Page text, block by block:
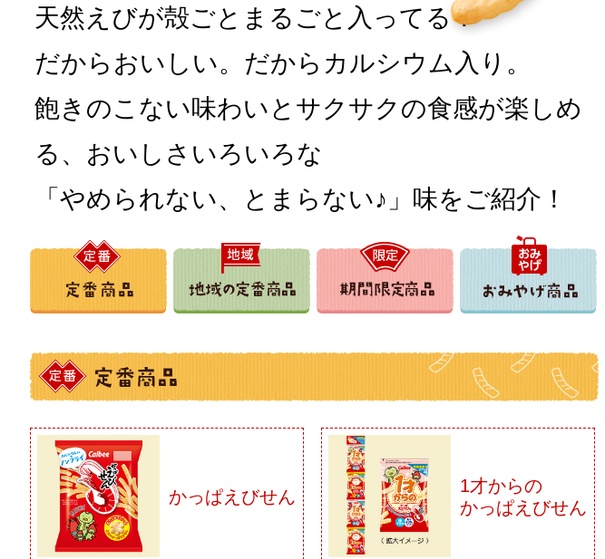
天然えびが殻ごとまるごと入ってる！
だからおいしい。だからカルシウム入り。
飽きのこない味わいとサクサクの食感が楽しめ
る、おいしさいろいろな
「やめられない、とまらない♪」味をご紹介！
かっぱえびせん
1才からの
かっぱえびせん